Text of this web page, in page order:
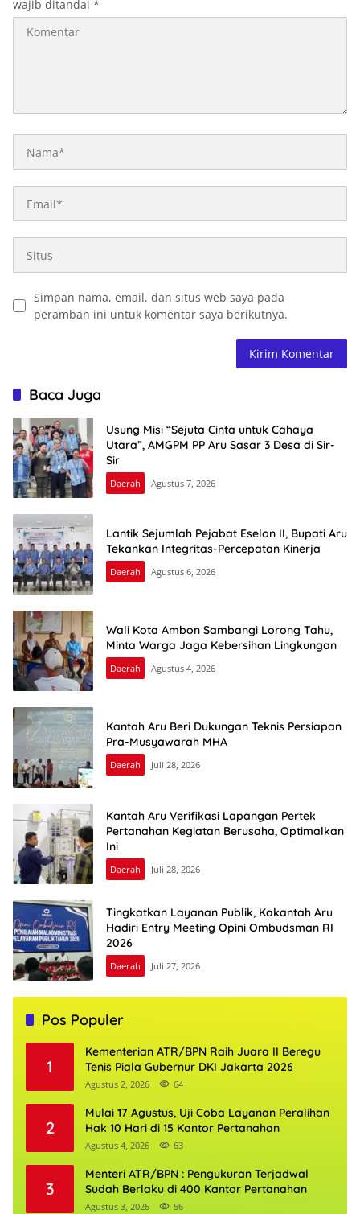
wajib ditandai *
Simpan nama, email, dan situs web saya pada
peramban ini untuk komentar saya berikutnya.
Baca Juga
Usung Misi “Sejuta Cinta untuk Cahaya
Utara”, AMGPM PP Aru Sasar 3 Desa di Sir-
Sir
Daerah Agustus 7, 2026
Lantik Sejumlah Pejabat Eselon II, Bupati Aru
Tekankan Integritas-Percepatan Kinerja
Daerah Agustus 6, 2026
Wali Kota Ambon Sambangi Lorong Tahu,
Minta Warga Jaga Kebersihan Lingkungan
Daerah Agustus 4, 2026
Kantah Aru Beri Dukungan Teknis Persiapan
Pra-Musyawarah MHA
Daerah Juli 28, 2026
Kantah Aru Verifikasi Lapangan Pertek
Pertanahan Kegiatan Berusaha, Optimalkan
Ini
Daerah Juli 28, 2026
Tingkatkan Layanan Publik, Kakantah Aru
Hadiri Entry Meeting Opini Ombudsman RI
2026
Daerah Juli 27, 2026
Pos Populer
1
Kementerian ATR/BPN Raih Juara II Beregu
Tenis Piala Gubernur DKI Jakarta 2026
Agustus 2, 2026 64
2
Mulai 17 Agustus, Uji Coba Layanan Peralihan
Hak 10 Hari di 15 Kantor Pertanahan
Agustus 4, 2026 63
3
Menteri ATR/BPN : Pengukuran Terjadwal
Sudah Berlaku di 400 Kantor Pertanahan
Agustus 3, 2026 56